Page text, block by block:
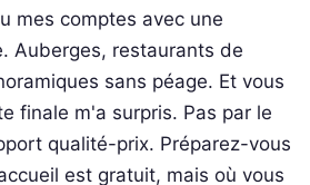
mes comptes avec une
Auberges, restaurants de
sans péage. Et vous
finale m'a surpris. Pas par le
qualité-prix. Préparez-vous
est gratuit, mais où vous